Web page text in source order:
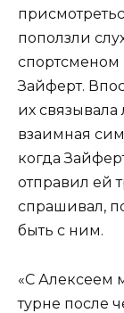
поползли
спортсменом
Зайферт.
их
взаимная
когда
отправил ей
спрашивал,
быть с ним.
«С Алексеем
турне после